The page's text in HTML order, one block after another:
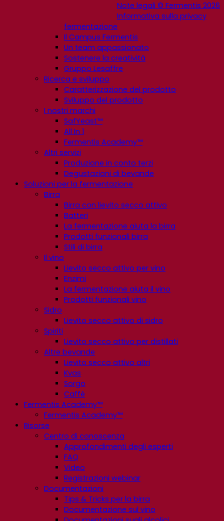
Note legali © Fermentis 2026
Informativa sulla privacy
fermentazione
Il Campus Fermentis
Un team appassionato
Sostenere la creatività
Gruppo Lesaffre
Ricerca e sviluppo
Caratterizzazione del prodotto
Sviluppo del prodotto
I nostri marchi
SafYeast™
All In 1
Fermentis Academy™
Altri servizi
Produzione in conto terzi
Degustazioni di bevande
Soluzioni per la fermentazione
Birra
Birra con lievito secco attivo
Batteri
La fermentazione aiuta la birra
Prodotti funzionali birra
Stili di birra
Il vino
Lievito secco attivo per vino
Enzimi
La fermentazione aiuta il vino
Prodotti funzionali vino
Sidro
Lievito secco attivo di sidro
Spiriti
Lievito secco attivo per distillati
Altre bevande
Lievito secco attivo altri
Kvas
Sorgo
Caffè
Fermentis Academy™
Fermentis Academy™
Risorse
Centro di conoscenza
Approfondimenti degli esperti
FAQ
Video
Registrazioni webinar
Documentazioni
Tips & Tricks per la birra
Documentazione sul vino